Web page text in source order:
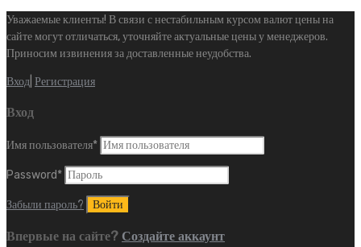
Уважаемые клиенты! В связи с нестабильным курсом валют цены на
сайте могут отличаться, уточняйте актуальные цены у менеджеров.
Приносим извинения за доставленные неудобства.
Вход Регистрация
Вход
Имя пользователя*
Password*
Забыли пароль?
Впервые на сайте? Создайте аккаунт